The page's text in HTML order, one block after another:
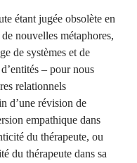
étant jugée obsolète en
nouvelles métaphores,
de systèmes et de
– pour nous
relationnels
d’une révision de
empathique dans
du thérapeute, ou
du thérapeute dans sa